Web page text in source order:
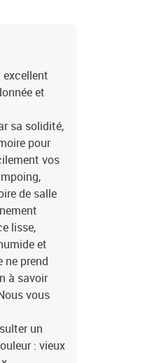
excellent
et
sa solidité,
pour
vos
de salle
lisse,
et
ne prend
à savoir
vous
un
: vieux